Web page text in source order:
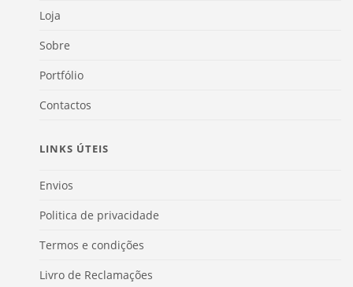
Loja
Sobre
Portfólio
Contactos
LINKS ÚTEIS
Envios
Politica de privacidade
Termos e condições
Livro de Reclamações